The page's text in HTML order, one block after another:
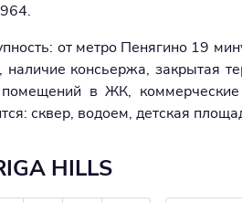
от метро Пенягино 19
консьержа, закрытая
в ЖК,
сквер, водоем, детская
HILLS